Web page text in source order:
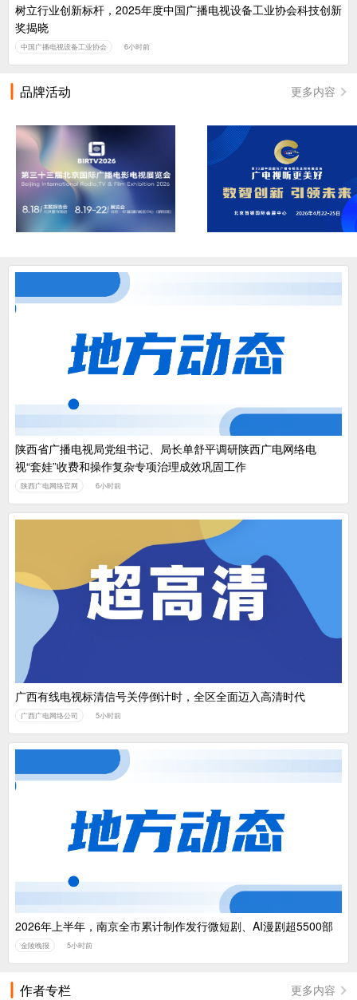
树立行业创新标杆，2025年度中国广播电视设备工业协会科技创新
奖揭晓
中国广播电视设备工业协会 6小时前
品牌活动 更多内容
陕西省广播电视局党组书记、局长单舒平调研陕西广电网络电
视“套娃”收费和操作复杂专项治理成效巩固工作
陕西广电网络官网 6小时前
广西有线电视标清信号关停倒计时，全区全面迈入高清时代
广西广电网络公司 5小时前
2026年上半年，南京全市累计制作发行微短剧、AI漫剧超5500部
金陵晚报 5小时前
作者专栏 更多内容